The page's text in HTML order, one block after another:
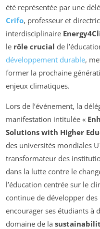
été représentée par une
Crifo, professeur et
interdisciplinaire
le rôle crucial de
développement durable,
former la prochaine
enjeux climatiques.
Lors de l’événement, la
manifestation intitulée «
Solutions with Higher
des universités mondiales
transformateur des
dans la lutte contre le
l’éducation centrée sur le
continue de développer
encourager ses étudiants à
domaine de la